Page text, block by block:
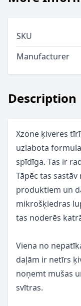
Description
Xzone ķiveres
uzlabota
spīdīga. Tas ir
Tāpēc tas
produktiem un
mikrošķiedras
tas noderēs
Viena no
daļām ir netīrs
noņemt mušas
svītras.
SKU
Manufacturer